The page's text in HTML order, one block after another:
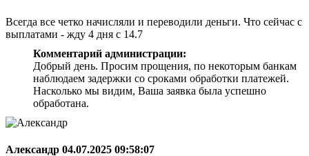
Всегда все четко начисляли и переводили деньги. Что сейчас с
выплатами - жду 4 дня с 14.7
Комментарий администрации:
Добрый день. Просим прощения, по некоторым банкам
наблюдаем задержки со сроками обработки платежей.
Насколько мы видим, Ваша заявка была успешно
обработана.
Александр 04.07.2025 09:58:07